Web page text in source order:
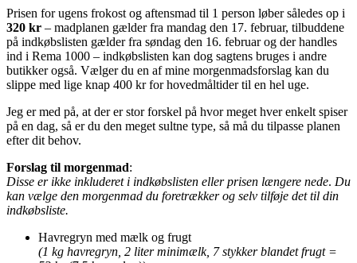
Prisen for ugens frokost og aftensmad til 1 person løber således op i
320 kr – madplanen gælder fra mandag den 17. februar, tilbuddene
på indkøbslisten gælder fra søndag den 16. februar og der handles
ind i Rema 1000 – indkøbslisten kan dog sagtens bruges i andre
butikker også. Vælger du en af mine morgenmadsforslag kan du
slippe med lige knap 400 kr for hovedmåltider til en hel uge.
Jeg er med på, at der er stor forskel på hvor meget hver enkelt spiser
på en dag, så er du den meget sultne type, så må du tilpasse planen
efter dit behov.
Forslag til morgenmad:
Disse er ikke inkluderet i indkøbslisten eller prisen længere nede. Du
kan vælge den morgenmad du foretrækker og selv tilføje det til din
indkøbsliste.
Havregryn med mælk og frugt
(1 kg havregryn, 2 liter minimælk, 7 stykker blandet frugt =